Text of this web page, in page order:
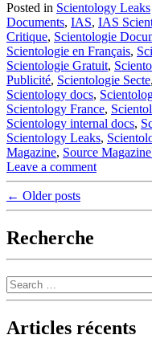
Posted in Scientology Leaks
Documents, IAS, IAS
Critique, Scientologie
Scientologie en Français,
Scientologie Gratuit,
Publicité, Scientologie Secte,
Scientology docs,
Scientology France,
Scientology internal docs,
Scientology Leaks,
Magazine, Source
Leave a comment
Post
navigation
← Older posts
Recherche
Search
Articles récents